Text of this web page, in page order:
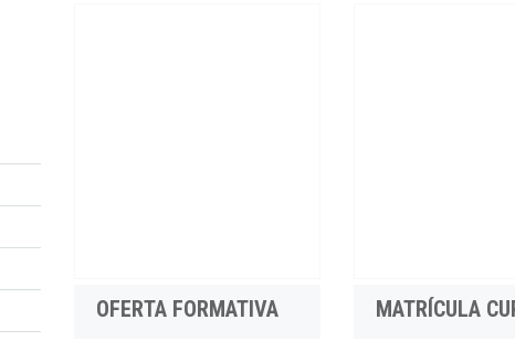
OFERTA FORMATIVA MATRÍCULA